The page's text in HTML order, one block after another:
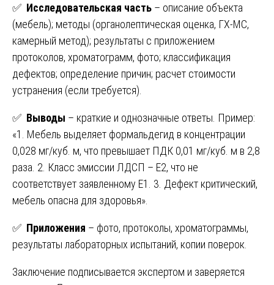
✅ Исследовательская часть – описание объекта
(мебель); методы (органолептическая оценка, ГХ-МС,
камерный метод); результаты с приложением
протоколов, хроматограмм, фото; классификация
дефектов; определение причин; расчет стоимости
устранения (если требуется).
✅ Выводы – краткие и однозначные ответы. Пример:
«1. Мебель выделяет формальдегид в концентрации
0,028 мг/куб. м, что превышает ПДК 0,01 мг/куб. м в 2,8
раза. 2. Класс эмиссии ЛДСП – E2, что не
соответствует заявленному E1. 3. Дефект критический,
мебель опасна для здоровья».
✅ Приложения – фото, протоколы, хроматограммы,
результаты лабораторных испытаний, копии поверок.
Заключение подписывается экспертом и заверяется